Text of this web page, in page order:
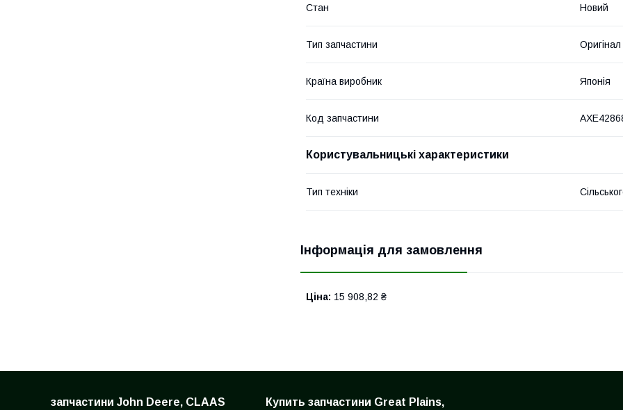
Стан Новий
Тип запчастини Оригінал
Країна виробник Японія
Код запчастини
Користувальницькі характеристики
Тип техніки
Інформація для замовлення
Ціна: 15 908,82 ₴
запчастини John Deere, CLAAS
Купить запчастини Great Plains,